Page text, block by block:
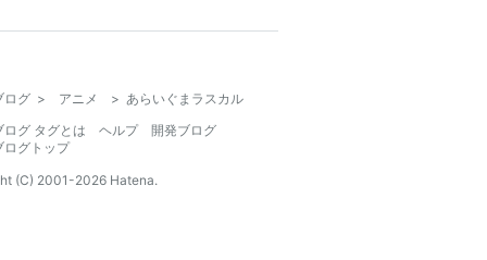
ログ > アニメ > あらいぐまラスカル
ログ タグとは
ヘルプ
開発ブログ
ログトップ
(C) 2001-2026 Hatena.